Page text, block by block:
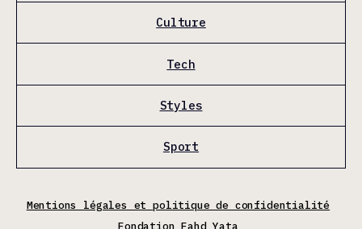
Culture
Tech
Styles
Sport
Mentions légales et politique de confidentialité
Fondation Fahd Yata